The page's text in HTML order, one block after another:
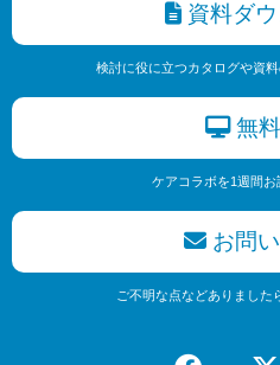
資料ダウ
検討に役に立つカタログや資
無
ケアコラボを1週間
お問
ご不明な点などありました